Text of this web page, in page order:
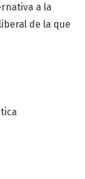
a la
de la que